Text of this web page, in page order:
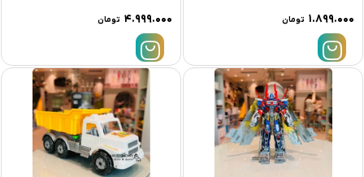
۱.۸۹۹.۰۰۰ تومان ۴.۹۹۹.۰۰۰ تومان